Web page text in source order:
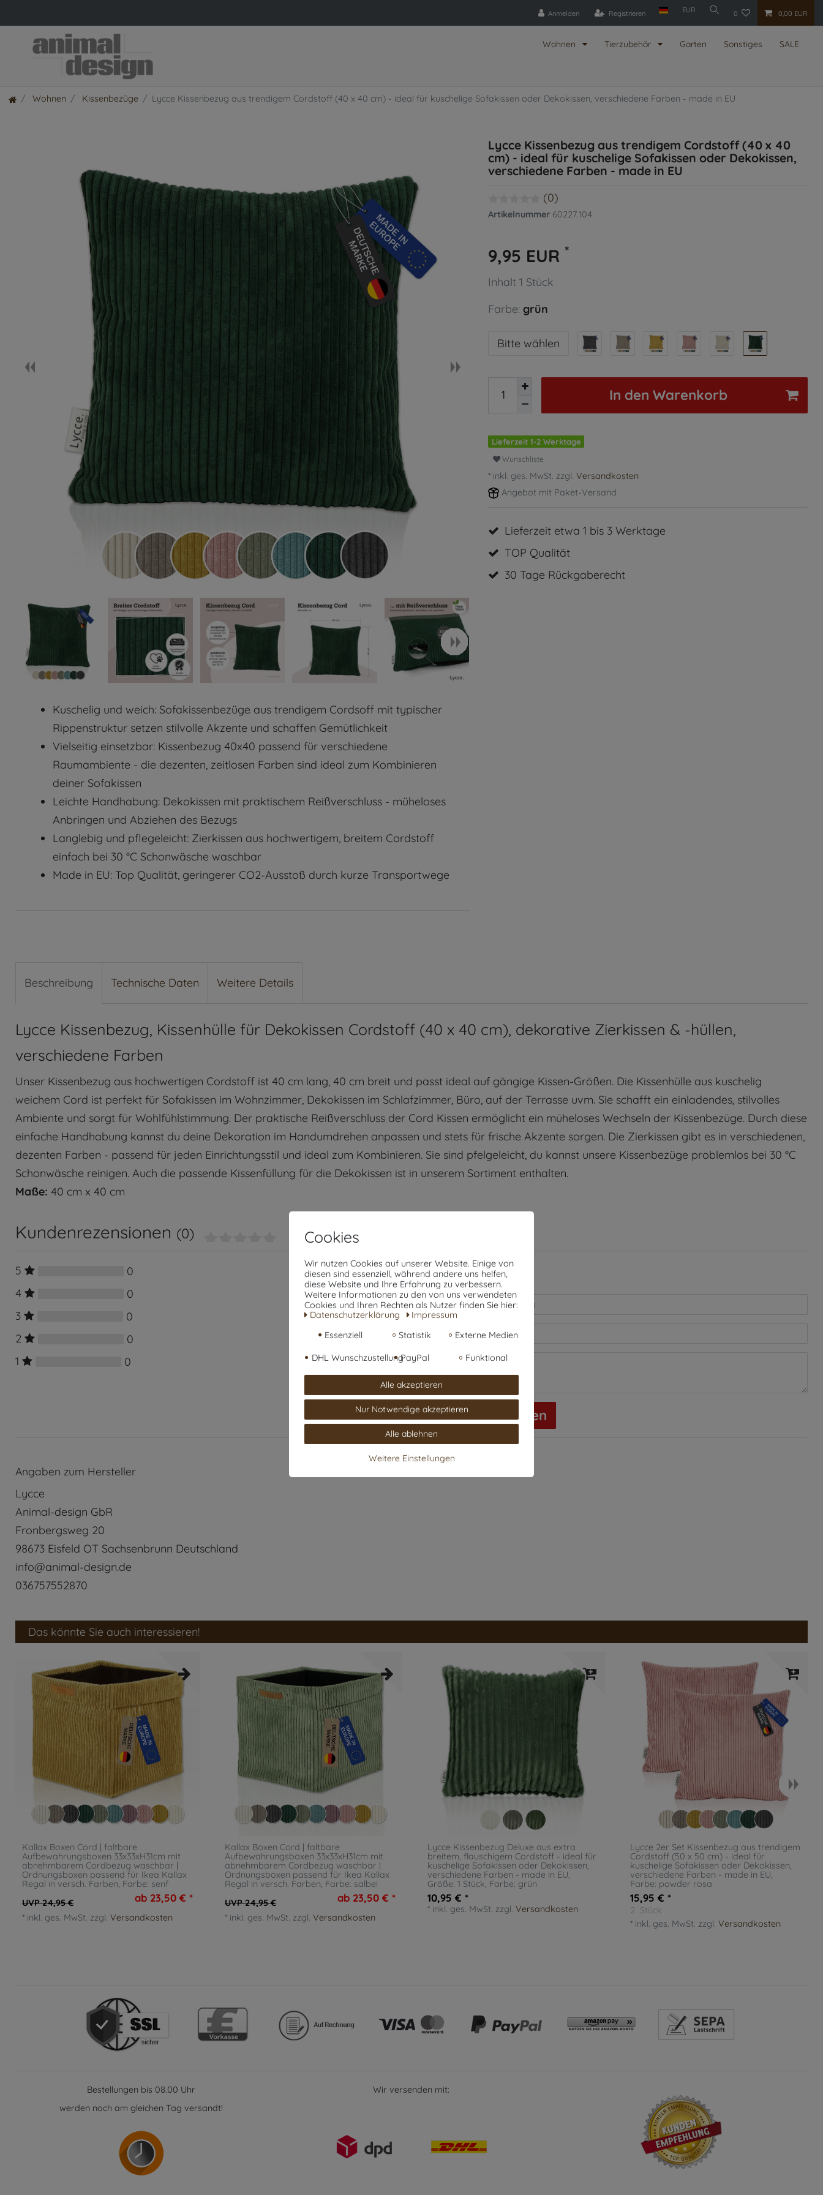
Anmelden Registrieren EUR 0 0,00 EUR
Wohnen Tierzubehör Garten Sonstiges SALE
Wohnen Kissenbezüge Lycce Kissenbezug aus trendigem Cordstoff (40 x 40 cm) - ideal für kuschelige Sofakissen oder Dekokissen, verschiedene Farben - made in EU
Kuschelig und weich: Sofakissenbezüge aus trendigem Cordsoff mit typischer
Rippenstruktur setzen stilvolle Akzente und schaffen Gemütlichkeit
Vielseitig einsetzbar: Kissenbezug 40x40 passend für verschiedene
Raumambiente - die dezenten, zeitlosen Farben sind ideal zum Kombinieren
deiner Sofakissen
Leichte Handhabung: Dekokissen mit praktischem Reißverschluss - müheloses
Anbringen und Abziehen des Bezugs
Langlebig und pflegeleicht: Zierkissen aus hochwertigem, breitem Cordstoff
einfach bei 30 °C Schonwäsche waschbar
Made in EU: Top Qualität, geringerer CO2-Ausstoß durch kurze Transportwege
Lycce Kissenbezug aus trendigem Cordstoff (40 x 40
cm) - ideal für kuschelige Sofakissen oder Dekokissen,
verschiedene Farben - made in EU
(0)
Artikelnummer 60227.104
9,95 EUR *
Inhalt1 Stück
Farbe: grün
Bitte wählen
In den Warenkorb
Lieferzeit 1-2 Werktage
Wunschliste
* inkl. ges. MwSt. zzgl.Versandkosten
Angebot mit Paket-Versand
Lieferzeit etwa 1 bis 3 Werktage
TOP Qualität
30 Tage Rückgaberecht
Beschreibung Technische Daten Weitere Details
Lycce Kissenbezug, Kissenhülle für Dekokissen Cordstoff (40 x 40 cm), dekorative Zierkissen & -hüllen,
verschiedene Farben
Unser Kissenbezug aus hochwertigen Cordstoff ist 40 cm lang, 40 cm breit und passt ideal auf gängige Kissen-Größen. Die Kissenhülle aus kuschelig
weichem Cord ist perfekt für Sofakissen im Wohnzimmer, Dekokissen im Schlafzimmer, Büro, auf der Terrasse uvm. Sie schafft ein einladendes, stilvolles
Ambiente und sorgt für Wohlfühlstimmung. Der praktische Reißverschluss der Cord Kissen ermöglicht ein müheloses Wechseln der Kissenbezüge. Durch diese
einfache Handhabung kannst du deine Dekoration im Handumdrehen anpassen und stets für frische Akzente sorgen. Die Zierkissen gibt es in verschiedenen,
dezenten Farben - passend für jeden Einrichtungsstil und ideal zum Kombinieren. Sie sind pfelgeleicht, du kannst unsere Kissenbezüge problemlos bei 30 °C
Schonwäsche reinigen. Auch die passende Kissenfüllung für die Dekokissen ist in unserem Sortiment enthalten.
Maße: 40 cm x 40 cm
Kundenrezensionen (0)
5
0
4
0
3
0
2
0
1
0
Rezension senden
Angaben zum Hersteller
Lycce
Animal-design GbR
Fronbergsweg 20
98673 Eisfeld OT Sachsenbrunn Deutschland
info@animal-design.de
036757552870
Das könnte Sie auch interessieren!
Kallax Boxen Cord | faltbare
Aufbewahrungsboxen 33x33xH31cm mit
abnehmbarem Cordbezug waschbar |
Ordnungsboxen passend für Ikea Kallax
Regal in versch. Farben, Farbe: senf
UVP 24,95 € ab 23,50 € *
* inkl. ges. MwSt. zzgl.Versandkosten
Kallax Boxen Cord | faltbare
Aufbewahrungsboxen 33x33xH31cm mit
abnehmbarem Cordbezug waschbar |
Ordnungsboxen passend für Ikea Kallax
Regal in versch. Farben, Farbe: salbei
UVP 24,95 € ab 23,50 € *
* inkl. ges. MwSt. zzgl.Versandkosten
Lycce Kissenbezug Deluxe aus extra
breitem, flauschigem Cordstoff - ideal für
kuschelige Sofakissen oder Dekokissen,
verschiedene Farben - made in EU,
Größe: 1 Stück, Farbe: grün
10,95 € *
* inkl. ges. MwSt. zzgl.Versandkosten
Lycce 2er Set Kissenbezug aus trendigem
Cordstoff (50 x 50 cm) - ideal für
kuschelige Sofakissen oder Dekokissen,
verschiedene Farben - made in EU,
Farbe: powder rosa
15,95 € *
2 Stück
* inkl. ges. MwSt. zzgl.Versandkosten
Bestellungen bis 08.00 Uhr
werden noch am gleichen Tag versandt!
Wir versenden mit:
Cookies
Wir nutzen Cookies auf unserer Website. Einige von
diesen sind essenziell, während andere uns helfen,
diese Website und Ihre Erfahrung zu verbessern.
Weitere Informationen zu den von uns verwendeten
Cookies und Ihren Rechten als Nutzer finden Sie hier:
Daten­schutz­erklärung
Impressum
Essenziell
Statistik Externe Medien
DHL WunschzustellungPayPal Funktional
Alle akzeptieren
Nur Notwendige akzeptieren
Alle ablehnen
Weitere Einstellungen